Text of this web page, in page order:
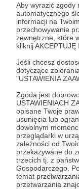
Aby wyrazić zgody
automatycznego
informacji na
przechowywanie
zewnętrzne, które
kliknij AKCEPTUJĘ
Jeśli chcesz
dotyczące
"USTAWIENIA
Zgoda jest
USTAWIENIACH
opisane Twoje
usunięcia lub
dowolnym
przeglądarki w
zależności od
przekazywane do
trzecich tj. z
Gospodarczego.
temat
przetwarzania
Wesprzyj